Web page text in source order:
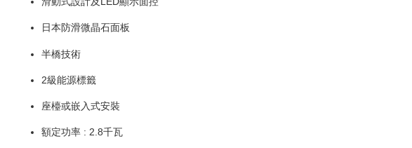
日本防滑微晶石面板
半橋技術
2級能源標籤
座檯或嵌入式安裝
額定功率 : 2.8千瓦